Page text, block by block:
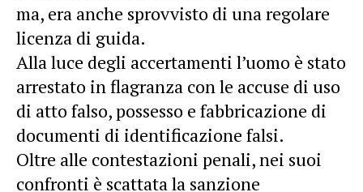
ma, era anche sprovvisto di una regolare
licenza di guida.
​Alla luce degli accertamenti l’uomo è stato
arrestato in flagranza con le accuse di uso
di atto falso, possesso e fabbricazione di
documenti di identificazione falsi.
​Oltre alle contestazioni penali, nei suoi
confronti è scattata la sanzione